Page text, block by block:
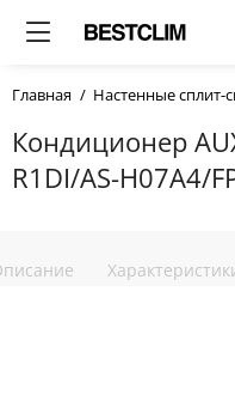
Главная Настенные сплит-
Кондиционер
R1DI/AS-H07A4/